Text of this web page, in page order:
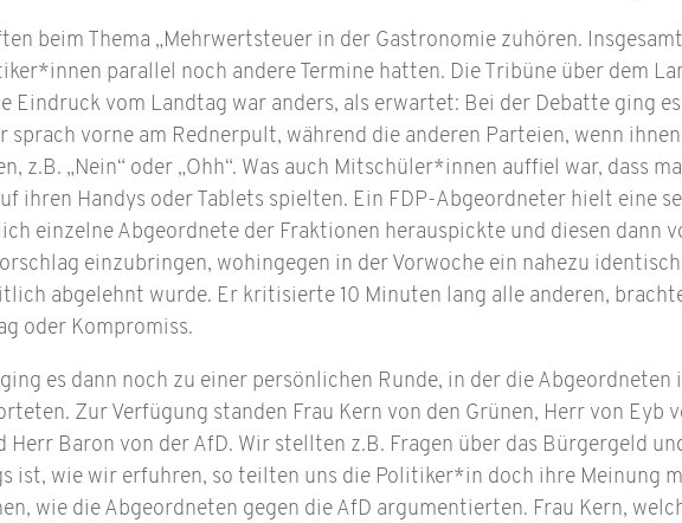
beim Thema „Mehrwertsteuer in der Gastronomie zuhören.
parallel noch andere Termine hatten. Die Tribüne über dem
Eindruck vom Landtag war anders, als erwartet: Bei der Debatte ging
sprach vorne am Rednerpult, während die anderen Parteien, wenn
z.B. „Nein“ oder „Ohh“. Was auch Mitschüler*innen auffiel war, dass
ihren Handys oder Tablets spielten. Ein FDP-Abgeordneter hielt eine
einzelne Abgeordnete der Fraktionen herauspickte und diesen dann
einzubringen, wohingegen in der Vorwoche ein nahezu
abgelehnt wurde. Er kritisierte 10 Minuten lang alle anderen,
oder Kompromiss.
es dann noch zu einer persönlichen Runde, in der die Abgeordneten
Zur Verfügung standen Frau Kern von den Grünen, Herr von Eyb
Herr Baron von der AfD. Wir stellten z.B. Fragen über das Bürgergeld
ist, wie wir erfuhren, so teilten uns die Politiker*in doch ihre Meinung
wie die Abgeordneten gegen die AfD argumentierten. Frau Kern,